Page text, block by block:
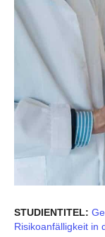
STUDIENTITEL:
Risikoanfälligkeit in